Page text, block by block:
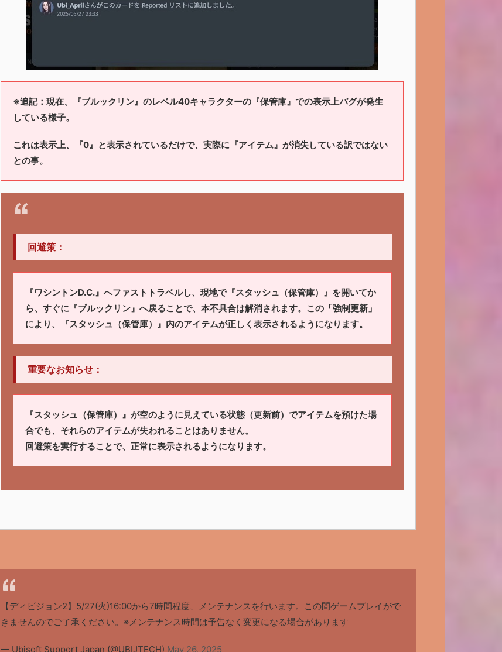
※追記：現在、『ブルックリン』のレベル40キャラクターの『保管庫』での表示上バグが発生
している様子。
これは表示上、『0』と表示されているだけで、実際に『アイテム』が消失している訳ではない
との事。
回避策：
『ワシントンD.C.』へファストトラベルし、現地で『スタッシュ（保管庫）』を開いてか
ら、すぐに『ブルックリン』へ戻ることで、本不具合は解消されます。この「強制更新」
により、『スタッシュ（保管庫）』内のアイテムが正しく表示されるようになります。
重要なお知らせ：
『スタッシュ（保管庫）』が空のように見えている状態（更新前）でアイテムを預けた場
合でも、それらのアイテムが失われることはありません。
回避策を実行することで、正常に表示されるようになります。
【ディビジョン2】5/27(火)16:00から7時間程度、メンテナンスを行います。この間ゲームプレイがで
きませんのでご了承ください。※メンテナンス時間は予告なく変更になる場合があります
— Ubisoft Support Japan (@UBIJTECH) May 26, 2025